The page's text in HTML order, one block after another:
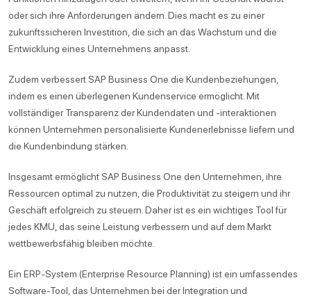
oder sich ihre Anforderungen ändern. Dies macht es zu einer
zukunftssicheren Investition, die sich an das Wachstum und die
Entwicklung eines Unternehmens anpasst.
Zudem verbessert SAP Business One die Kundenbeziehungen,
indem es einen überlegenen Kundenservice ermöglicht. Mit
vollständiger Transparenz der Kundendaten und -interaktionen
können Unternehmen personalisierte Kundenerlebnisse liefern und
die Kundenbindung stärken.
Insgesamt ermöglicht SAP Business One den Unternehmen, ihre
Ressourcen optimal zu nutzen, die Produktivität zu steigern und ihr
Geschäft erfolgreich zu steuern. Daher ist es ein wichtiges Tool für
jedes KMU, das seine Leistung verbessern und auf dem Markt
wettbewerbsfähig bleiben möchte.
Ein ERP-System (Enterprise Resource Planning) ist ein umfassendes
Software-Tool, das Unternehmen bei der Integration und